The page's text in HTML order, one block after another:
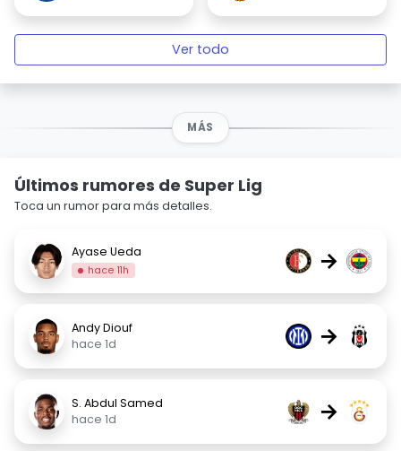
Ver todo
MÁS
Últimos rumores de Super Lig
Toca un rumor para más detalles.
Ayase Ueda
hace 11h →
Andy Diouf
hace 1d
→
S. Abdul Samed
hace 1d
→